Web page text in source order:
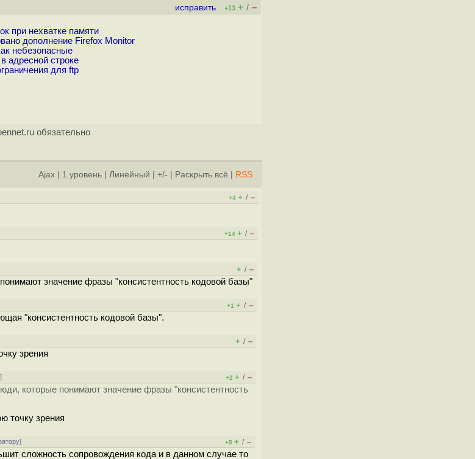
исправить +13 + / –
при нехватке памяти
дополнение Firefox Monitor
небезопасные
адресной строке
для ftp
обязательно
Ajax 1 уровень Линейный +/- Раскрыть всё RSS
+4 + / –
+14 + / –
+ / –
значение фразы "консистентность кодовой базы"
+1 + / –
"консистентность кодовой базы".
+ / –
зрения
] +2 + / –
которые понимают значение фразы "консистентность
точку зрения
] +5 + / –
сложность сопровождения кода и в данном случае то